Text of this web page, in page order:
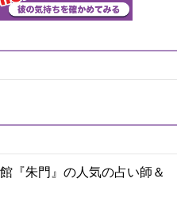
『朱門』の人気の占い師＆